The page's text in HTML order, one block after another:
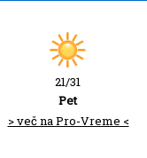
21/31
Pet
> več na Pro-Vreme <